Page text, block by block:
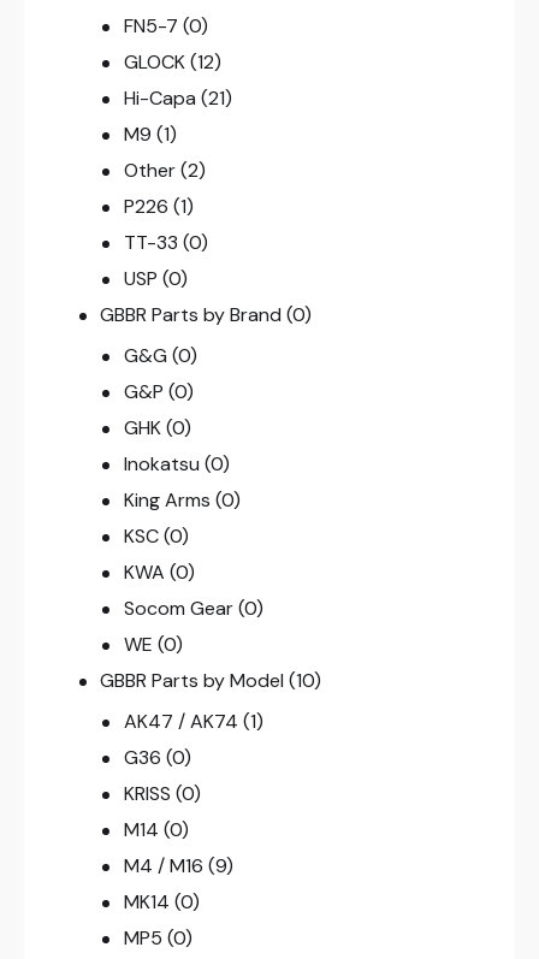
FN5-7 (0)
GLOCK (12)
Hi-Capa (21)
M9 (1)
Other (2)
P226 (1)
TT-33 (0)
USP (0)
GBBR Parts by Brand (0)
G&G (0)
G&P (0)
GHK (0)
Inokatsu (0)
King Arms (0)
KSC (0)
KWA (0)
Socom Gear (0)
WE (0)
GBBR Parts by Model (10)
AK47 / AK74 (1)
G36 (0)
KRISS (0)
M14 (0)
M4 / M16 (9)
MK14 (0)
MP5 (0)